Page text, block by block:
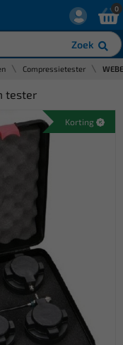
Zoek
0
Compressietester
tester
Korting